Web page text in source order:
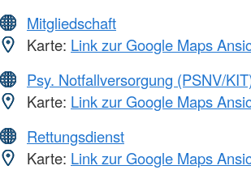
Mitgliedschaft
Karte: Link zur Google Maps
Psy. Notfallversorgung (PSNV/
Karte: Link zur Google Maps
Rettungsdienst
Karte: Link zur Google Maps